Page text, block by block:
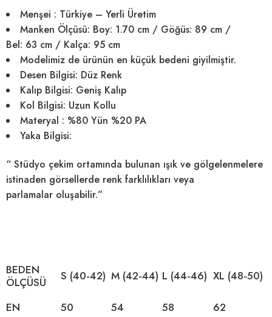
Menşei : Türkiye – Yerli Üretim
Manken Ölçüsü: Boy: 1.70 cm / Göğüs: 89 cm /
Bel: 63 cm / Kalça: 95 cm
Modelimiz de ürünün en küçük bedeni giyilmiştir.
Desen Bilgisi: Düz Renk
Kalıp Bilgisi: Geniş Kalıp
Kol Bilgisi: Uzun Kollu
Materyal : %80 Yün %20 PA
Yaka Bilgisi:
“ Stüdyo çekim ortamında bulunan ışık ve gölgelenmelere
istinaden görsellerde renk farklılıkları veya
parlamalar oluşabilir.”
BEDEN
ÖLÇÜSÜ
S (40-42) M (42-44) L (44-46) XL (48-50)
EN 50 54 58
62